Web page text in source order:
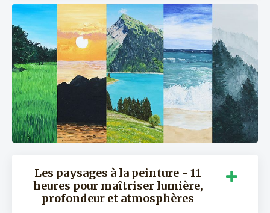
Les paysages à la peinture - 11
heures pour maîtriser lumière,
profondeur et atmosphères